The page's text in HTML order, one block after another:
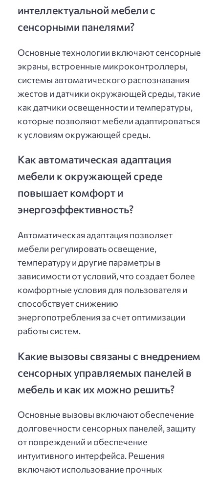
интеллектуальной мебели с
сенсорными панелями?
Основные технологии включают сенсорные
экраны, встроенные микроконтроллеры,
системы автоматического распознавания
жестов и датчики окружающей среды, такие
как датчики освещенности и температуры,
которые позволяют мебели адаптироваться
к условиям окружающей среды.
Как автоматическая адаптация
мебели к окружающей среде
повышает комфорт и
энергоэффективность?
Автоматическая адаптация позволяет
мебели регулировать освещение,
температуру и другие параметры в
зависимости от условий, что создает более
комфортные условия для пользователя и
способствует снижению
энергопотребления за счет оптимизации
работы систем.
Какие вызовы связаны с внедрением
сенсорных управляемых панелей в
мебель и как их можно решить?
Основные вызовы включают обеспечение
долговечности сенсорных панелей, защиту
от повреждений и обеспечение
интуитивного интерфейса. Решения
включают использование прочных